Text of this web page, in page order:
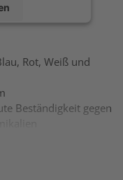
Platform
Rot, Weiß und
Beständigkeit gegen